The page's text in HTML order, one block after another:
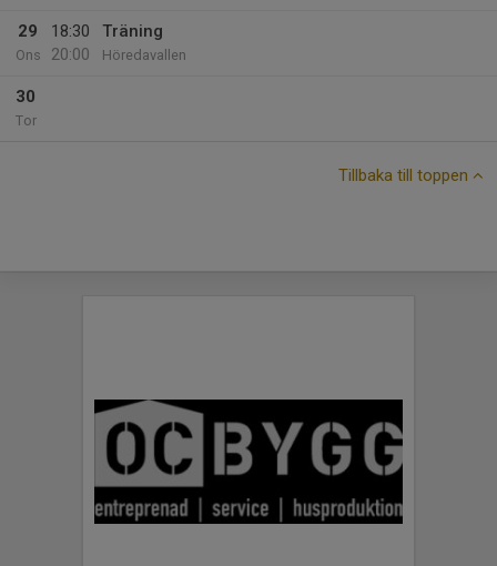
29
Ons
18:30
20:00
Träning
Höredavallen
30
Tor
Tillbaka till toppen